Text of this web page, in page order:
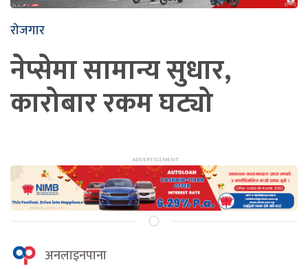
राेजगार
नेप्सेमा सामान्य सुधार,
कारोबार रकम घट्यो
अनलाइनपाना